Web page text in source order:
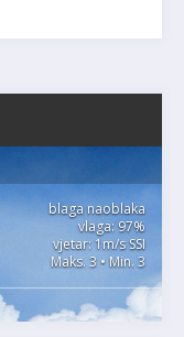
blaga naoblaka
vlaga: 97%
vjetar: 1m/s SSI
Maks. 3 • Min. 3